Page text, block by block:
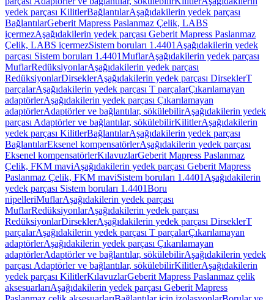
yedek parçası KilitlerBağlantılarAşağıdakilerin yedek parçası
BağlantılarGeberit Mapress Paslanmaz Çelik, LABS
içermezAşağıdakilerin yedek parçası Geberit Mapress Paslanmaz
Çelik, LABS içermezSistem boruları 1.4401 Aşağıdakilerin yedek
parçası Sistem boruları 1.4401MuflarAşağıdakilerin yedek parçası
MuflarRedüksiyonlarAşağıdakilerin yedek parçası
RedüksiyonlarDirseklerAşağıdakilerin yedek parçası DirseklerT
parçalarAşağıdakilerin yedek parçası T parçalarÇıkarılamayan
adaptörlerAşağıdakilerin yedek parçası Çıkarılamayan
adaptörlerAdaptörler ve bağlantılar, sökülebilirAşağıdakilerin yedek
parçası Adaptörler ve bağlantılar, sökülebilirKilitlerAşağıdakilerin
yedek parçası KilitlerBağlantılarAşağıdakilerin yedek parçası
BağlantılarEksenel kompensatörlerAşağıdakilerin yedek parçası
Eksenel kompensatörlerKılavuzlarGeberit Mapress Paslanmaz
Çelik, FKM maviAşağıdakilerin yedek parçası Geberit Mapress
Paslanmaz Çelik, FKM maviSistem boruları 1.4401 Aşağıdakilerin
yedek parçası Sistem boruları 1.4401Boru
nipelleriMuflarAşağıdakilerin yedek parçası
MuflarRedüksiyonlarAşağıdakilerin yedek parçası
RedüksiyonlarDirseklerAşağıdakilerin yedek parçası DirseklerT
parçalarAşağıdakilerin yedek parçası T parçalarÇıkarılamayan
adaptörlerAşağıdakilerin yedek parçası Çıkarılamayan
adaptörlerAdaptörler ve bağlantılar, sökülebilirAşağıdakilerin yedek
parçası Adaptörler ve bağlantılar, sökülebilirKilitlerAşağıdakilerin
yedek parçası KilitlerKılavuzlarGeberit Mapress Paslanmaz çelik
aksesuarlarıAşağıdakilerin yedek parçası Geberit Mapress